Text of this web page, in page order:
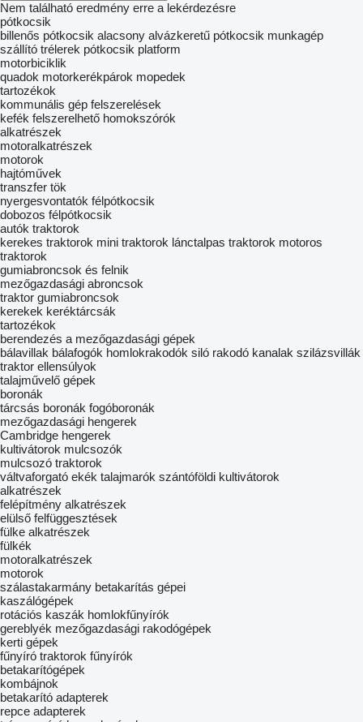
Nem található eredmény erre a lekérdezésre
pótkocsik
billenős pótkocsik alacsony alvázkeretű pótkocsik munkagép
szállító trélerek pótkocsik platform
motorbiciklik
quadok motorkerékpárok mopedek
tartozékok
kommunális gép felszerelések
kefék felszerelhető homokszórók
alkatrészek
motoralkatrészek
motorok
hajtóművek
transzfer tök
nyergesvontatók félpótkocsik
dobozos félpótkocsik
autók traktorok
kerekes traktorok mini traktorok lánctalpas traktorok motoros
traktorok
gumiabroncsok és felnik
mezőgazdasági abroncsok
traktor gumiabroncsok
kerekek keréktárcsák
tartozékok
berendezés a mezőgazdasági gépek
bálavillak bálafogók homlokrakodók siló rakodó kanalak szilázsvillák
traktor ellensúlyok
talajművelő gépek
boronák
tárcsás boronák fogóboronák
mezőgazdasági hengerek
Cambridge hengerek
kultivátorok mulcsozók
mulcsozó traktorok
váltvaforgató ekék talajmarók szántóföldi kultivátorok
alkatrészek
felépítmény alkatrészek
elülső felfüggesztések
fülke alkatrészek
fülkék
motoralkatrészek
motorok
szálastakarmány betakarítás gépei
kaszálógépek
rotációs kaszák homlokfűnyírók
gereblyék mezőgazdasági rakodógépek
kerti gépek
fűnyíró traktorok fűnyírók
betakarítógépek
kombájnok
betakarító adapterek
repce adapterek